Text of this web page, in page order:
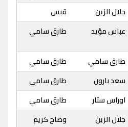
جلال الزين
قبس
عباس مؤيد طارق سامي
طارق سامي
طارق سامي
سعد بارون
طارق سامي
اوراس ستار
طارق سامي
جلال الزين وضاح كريم